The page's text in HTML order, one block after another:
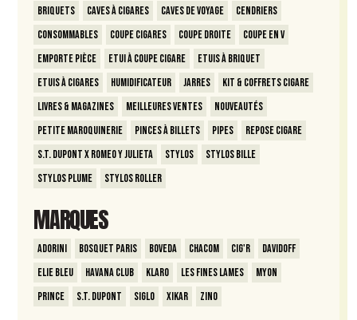
Briquets Caves à Cigares Caves de voyage
Cendriers
Consommables
Coupe Cigares Coupe Droite
Coupe en V
Emporte Pièce
Etui à coupe cigare
Etuis à briquet
Etuis à Cigares
Humidificateur Jarres
Kit & Coffrets Cigare
Livres & Magazines
Meilleures ventes
Nouveautés
Petite Maroquinerie
Pinces à billets Pipes
Repose Cigare
S.T. Dupont x Romeo y Julieta
Stylos
Stylos Bille
Stylos Plume
Stylos Roller
MARQUES
Adorini Bosquet Paris Boveda Chacom Cig'R
Davidoff
Elie Bleu
Havana Club Klaro Les Fines Lames
Myon
Prince
S.T. Dupont Siglo Xikar Zino